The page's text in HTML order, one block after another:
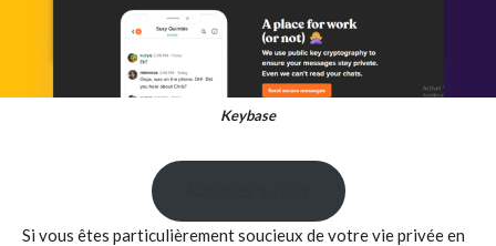
Keybase
Si vous êtes particulièrement soucieux de votre vie privée en